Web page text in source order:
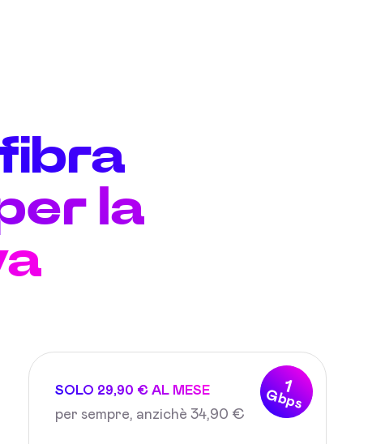
la
1
Gbps
SOLO 29,90 € AL MESE
per sempre, anzichè 34,90 €